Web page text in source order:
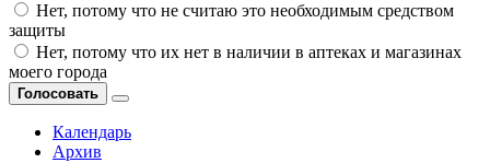
Нет, потому что не считаю это необходимым средством
защиты
Нет, потому что их нет в наличии в аптеках и магазинах
моего города
Голосовать
Календарь
Архив